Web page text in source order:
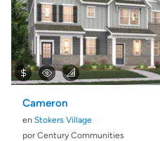
Cameron
en Stokers Village
por Century Communities